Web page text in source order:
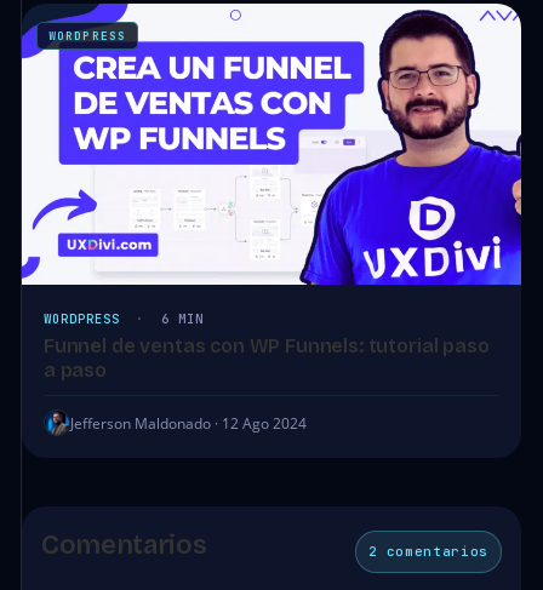
WORDPRESS
WORDPRESS · 6 MIN
Funnel de ventas con WP Funnels: tutorial paso
a paso
Jefferson Maldonado · 12 Ago 2024
Comentarios 2 comentarios